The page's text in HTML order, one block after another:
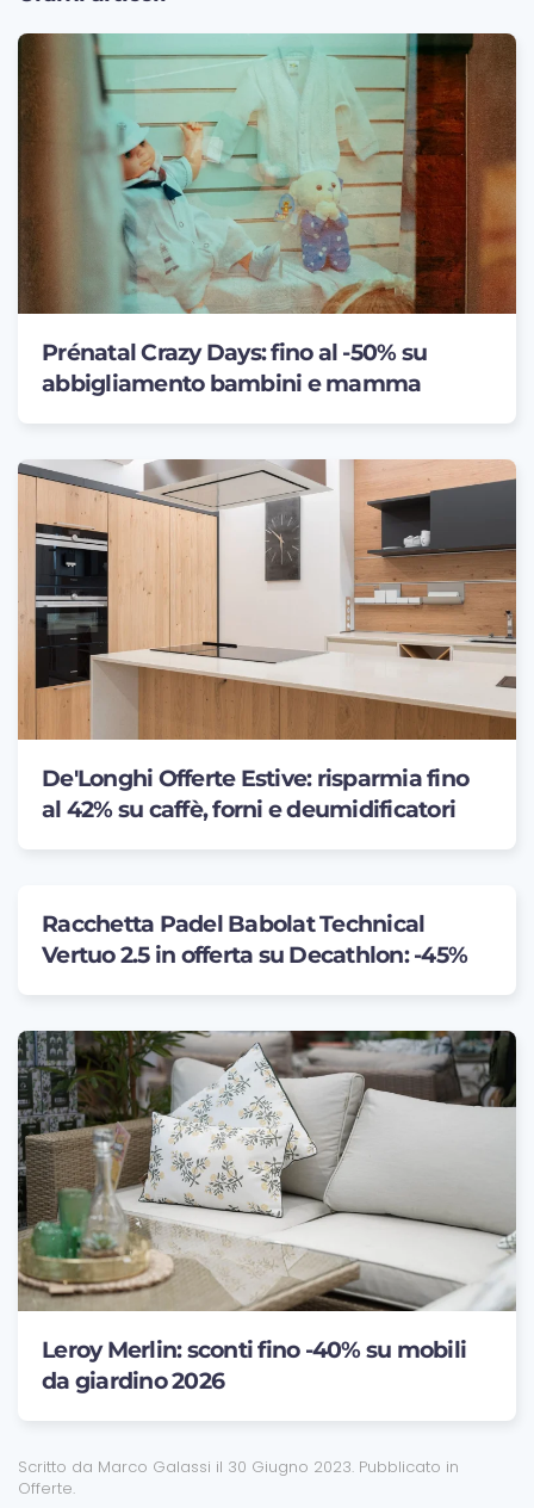
Prénatal Crazy Days: fino al -50% su
abbigliamento bambini e mamma
De'Longhi Offerte Estive: risparmia fino
al 42% su caffè, forni e deumidificatori
Racchetta Padel Babolat Technical
Vertuo 2.5 in offerta su Decathlon: -45%
Leroy Merlin: sconti fino -40% su mobili
da giardino 2026
Scritto da Marco Galassi il 30 Giugno 2023. Pubblicato in
Offerte.